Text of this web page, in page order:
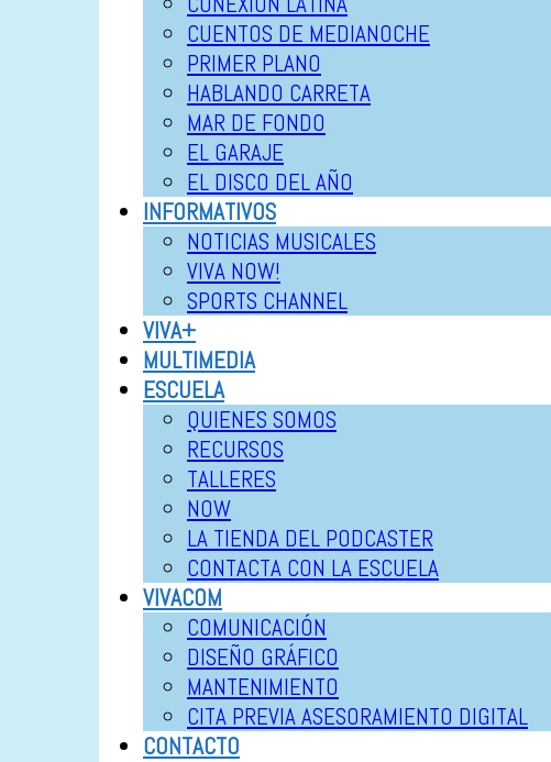
CUENTOS DE MEDIANOCHE
PRIMER PLANO
HABLANDO CARRETA
MAR DE FONDO
EL GARAJE
EL DISCO DEL AÑO
INFORMATIVOS
NOTICIAS MUSICALES
VIVA NOW!
SPORTS CHANNEL
VIVA+
MULTIMEDIA
ESCUELA
QUIENES SOMOS
RECURSOS
TALLERES
NOW
LA TIENDA DEL PODCASTER
CONTACTA CON LA ESCUELA
VIVACOM
COMUNICACIÓN
DISEÑO GRÁFICO
MANTENIMIENTO
CITA PREVIA ASESORAMIENTO DIGITAL
CONTACTO